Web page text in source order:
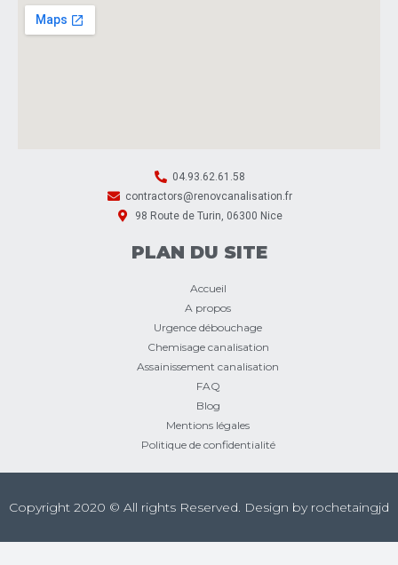
04.93.62.61.58
contractors@renovcanalisation.fr
98 Route de Turin, 06300 Nice
PLAN DU SITE
Accueil
A propos
Urgence débouchage
Chemisage canalisation
Assainissement canalisation
FAQ
Blog
Mentions légales
Politique de confidentialité
Copyright 2020 © All rights Reserved. Design by rochetaingjd